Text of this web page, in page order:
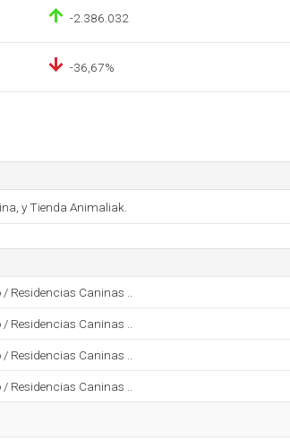
-2.386.032
-36,67%
y Tienda Animaliak.
Residencias Caninas ..
Residencias Caninas ..
Residencias Caninas ..
Residencias Caninas ..